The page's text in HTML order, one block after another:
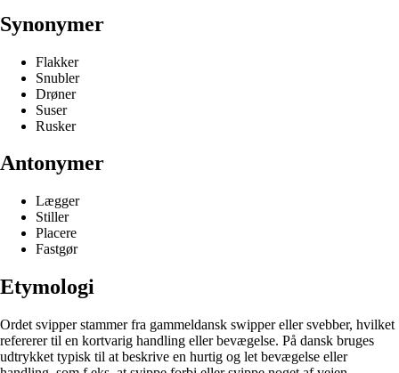
Synonymer
Flakker
Snubler
Drøner
Suser
Rusker
Antonymer
Lægger
Stiller
Placere
Fastgør
Etymologi
Ordet svipper stammer fra gammeldansk swipper eller svebber, hvilket
refererer til en kortvarig handling eller bevægelse. På dansk bruges
udtrykket typisk til at beskrive en hurtig og let bevægelse eller